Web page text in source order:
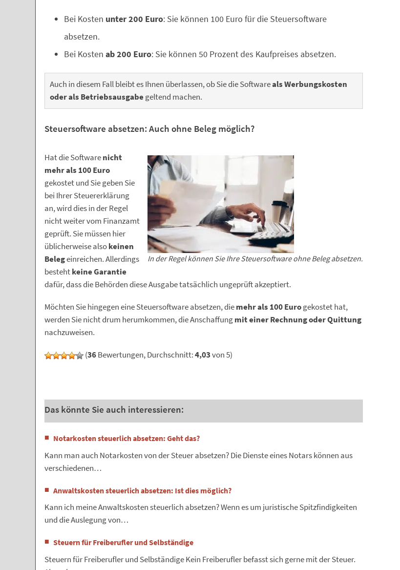
Bei Kosten unter 200 Euro: Sie können 100 Euro für die Steuersoftware
absetzen.
Bei Kosten ab 200 Euro: Sie können 50 Prozent des Kaufpreises absetzen.
Auch in diesem Fall bleibt es Ihnen überlassen, ob Sie die Softwareals Werbungskosten
oder als Betriebsausgabegeltend machen.
Steuersoftware absetzen: Auch ohne Beleg möglich?
In der Regel können Sie Ihre Steuersoftware ohne Beleg absetzen.
Hat die Softwarenicht
mehr als 100 Euro
gekostet und Sie geben Sie
bei Ihrer Steuererklärung
an, wird dies in der Regel
nicht weiter vom Finanzamt
geprüft. Sie müssen hier
üblicherweise alsokeinen
Belegeinreichen. Allerdings
bestehtkeine Garantie
dafür, dass die Behörden diese Ausgabe tatsächlich ungeprüft akzeptiert.
Möchten Sie hingegen eine Steuersoftware absetzen, diemehr als 100 Eurogekostet hat,
werden Sie nicht drum herumkommen, die Anschaffungmit einer Rechnung oder Quittung
nachzuweisen.
(36Bewertungen, Durchschnitt:4,03von 5)
Das könnte Sie auch interessieren:
Notarkosten steuerlich absetzen: Geht das?
Kann man auch Notarkosten von der Steuer absetzen? Die Dienste eines Notars können aus
verschiedenen…
Anwaltskosten steuerlich absetzen: Ist dies möglich?
Kann ich meine Anwaltskosten steuerlich absetzen? Wenn es um juristische Spitzfindigkeiten
und die Auslegung von…
Steuern für Freiberufler und Selbständige
Steuern für Freiberufler und Selbständige Kein Freiberufler befasst sich gerne mit der Steuer.